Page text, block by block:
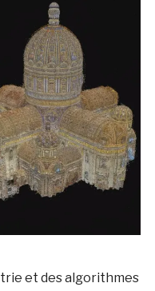
et des algorithmes